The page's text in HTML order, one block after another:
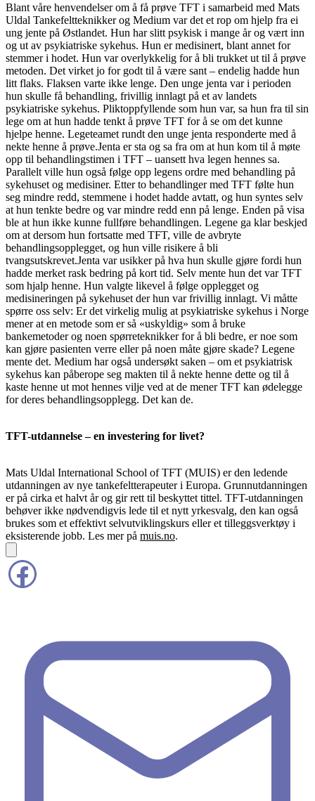
Blant våre henvendelser om å få prøve TFT i samarbeid med Mats
Uldal Tankefeltteknikker og Medium var det et rop om hjelp fra ei
ung jente på Østlandet. Hun har slitt psykisk i mange år og vært inn
og ut av psykiatriske sykehus. Hun er medisinert, blant annet for
stemmer i hodet. Hun var overlykkelig for å bli trukket ut til å prøve
metoden. Det virket jo for godt til å være sant – endelig hadde hun
litt flaks. Flaksen varte ikke lenge. Den unge jenta var i perioden
hun skulle få behandling, frivillig innlagt på et av landets
psykiatriske sykehus. Pliktoppfyllende som hun var, sa hun fra til sin
lege om at hun hadde tenkt å prøve TFT for å se om det kunne
hjelpe henne. Legeteamet rundt den unge jenta responderte med å
nekte henne å prøve.Jenta er sta og sa fra om at hun kom til å møte
opp til behandlingstimen i TFT – uansett hva legen hennes sa.
Parallelt ville hun også følge opp legens ordre med behandling på
sykehuset og medisiner. Etter to behandlinger med TFT følte hun
seg mindre redd, stemmene i hodet hadde avtatt, og hun syntes selv
at hun tenkte bedre og var mindre redd enn på lenge. Enden på visa
ble at hun ikke kunne fullføre behandlingen. Legene ga klar beskjed
om at dersom hun fortsatte med TFT, ville de avbryte
behandlingsopplegget, og hun ville risikere å bli
tvangsutskrevet.Jenta var usikker på hva hun skulle gjøre fordi hun
hadde merket rask bedring på kort tid. Selv mente hun det var TFT
som hjalp henne. Hun valgte likevel å følge opplegget og
medisineringen på sykehuset der hun var frivillig innlagt. Vi måtte
spørre oss selv: Er det virkelig mulig at psykiatriske sykehus i Norge
mener at en metode som er så «uskyldig» som å bruke
bankemetoder og noen spørreteknikker for å bli bedre, er noe som
kan gjøre pasienten verre eller på noen måte gjøre skade? Legene
mente det. Medium har også undersøkt saken – om et psykiatrisk
sykehus kan påberope seg makten til å nekte henne dette og til å
kaste henne ut mot hennes vilje ved at de mener TFT kan ødelegge
for deres behandlingsopplegg. Det kan de.
TFT-utdannelse – en investering for livet?
Mats Uldal International School of TFT (MUIS) er den ledende
utdanningen av nye tankefeltterapeuter i Europa. Grunnutdanningen
er på cirka et halvt år og gir rett til beskyttet tittel. TFT-utdanningen
behøver ikke nødvendigvis lede til et nytt yrkesvalg, den kan også
brukes som et effektivt selvutviklingskurs eller et tilleggsverktøy i
eksisterende jobb. Les mer på muis.no.